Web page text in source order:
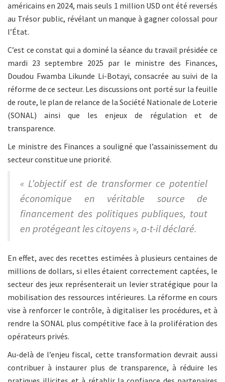
américains en 2024, mais seuls 1 million USD ont été reversés
au Trésor public, révélant un manque à gagner colossal pour
l’État.
C’est ce constat qui a dominé la séance du travail présidée ce
mardi 23 septembre 2025 par le ministre des Finances,
Doudou Fwamba Likunde Li-Botayi, consacrée au suivi de la
réforme de ce secteur. Les discussions ont porté sur la feuille
de route, le plan de relance de la Société Nationale de Loterie
(SONAL) ainsi que les enjeux de régulation et de
transparence.
Le ministre des Finances a souligné que l’assainissement du
secteur constitue une priorité.
« L’objectif est de transformer ce potentiel
économique en véritable source de
financement des politiques publiques, tout
en protégeant les citoyens », a-t-il déclaré.
En effet, avec des recettes estimées à plusieurs centaines de
millions de dollars, si elles étaient correctement captées, le
secteur des jeux représenterait un levier stratégique pour la
mobilisation des ressources intérieures. La réforme en cours
vise à renforcer le contrôle, à digitaliser les procédures, et à
rendre la SONAL plus compétitive face à la prolifération des
opérateurs privés.
Au-delà de l’enjeu fiscal, cette transformation devrait aussi
contribuer à instaurer plus de transparence, à réduire les